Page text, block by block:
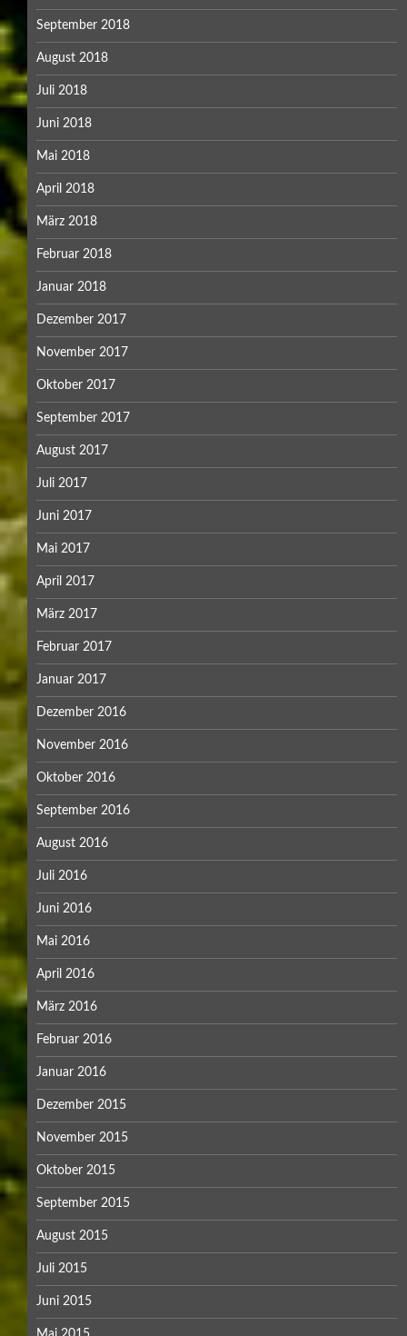
September 2018
August 2018
Juli 2018
Juni 2018
Mai 2018
April 2018
März 2018
Februar 2018
Januar 2018
Dezember 2017
November 2017
Oktober 2017
September 2017
August 2017
Juli 2017
Juni 2017
Mai 2017
April 2017
März 2017
Februar 2017
Januar 2017
Dezember 2016
November 2016
Oktober 2016
September 2016
August 2016
Juli 2016
Juni 2016
Mai 2016
April 2016
März 2016
Februar 2016
Januar 2016
Dezember 2015
November 2015
Oktober 2015
September 2015
August 2015
Juli 2015
Juni 2015